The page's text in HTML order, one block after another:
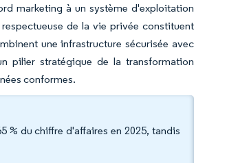
marketing à un système d'exploitation
de la vie privée constituent
une infrastructure sécurisée avec
pilier stratégique de la transformation
conformes.
% du chiffre d'affaires en 2025, tandis